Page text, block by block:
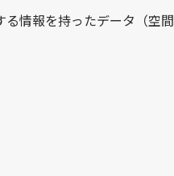
情報を持ったデータ（空